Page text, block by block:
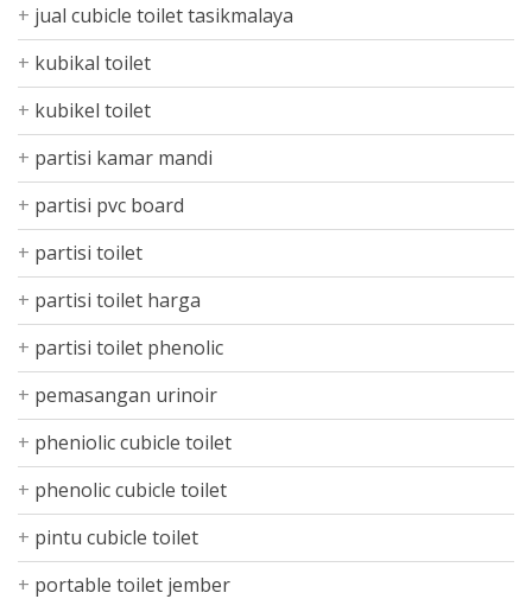
jual cubicle toilet tasikmalaya
kubikal toilet
kubikel toilet
partisi kamar mandi
partisi pvc board
partisi toilet
partisi toilet harga
partisi toilet phenolic
pemasangan urinoir
pheniolic cubicle toilet
phenolic cubicle toilet
pintu cubicle toilet
portable toilet jember